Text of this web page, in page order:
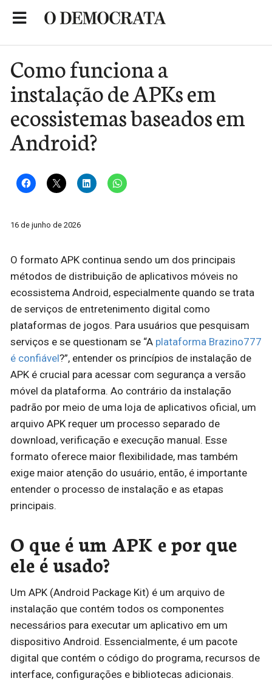
Como funciona a
instalação de APKs em
ecossistemas baseados em
Android?
16 de junho de 2026
O formato APK continua sendo um dos principais
métodos de distribuição de aplicativos móveis no
ecossistema Android, especialmente quando se trata
de serviços de entretenimento digital como
plataformas de jogos. Para usuários que pesquisam
serviços e se questionam se “A plataforma Brazino777
é confiável?”, entender os princípios de instalação de
APK é crucial para acessar com segurança a versão
móvel da plataforma. Ao contrário da instalação
padrão por meio de uma loja de aplicativos oficial, um
arquivo APK requer um processo separado de
download, verificação e execução manual. Esse
formato oferece maior flexibilidade, mas também
exige maior atenção do usuário, então, é importante
entender o processo de instalação e as etapas
principais.
O que é um APK e por que
ele é usado?
Um APK (Android Package Kit) é um arquivo de
instalação que contém todos os componentes
necessários para executar um aplicativo em um
dispositivo Android. Essencialmente, é um pacote
digital que contém o código do programa, recursos de
interface, configurações e bibliotecas adicionais.